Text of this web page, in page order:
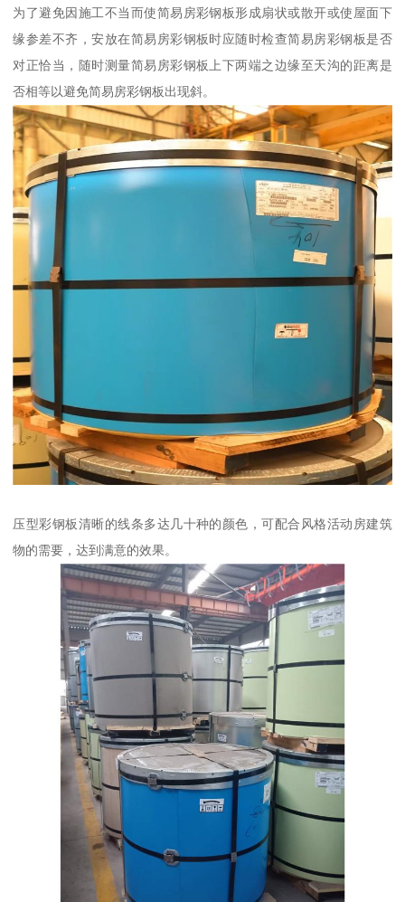
为了避免因施工不当而使简易房彩钢板形成扇状或散开或使屋面下
缘参差不齐，安放在简易房彩钢板时应随时检查简易房彩钢板是否
对正恰当，随时测量简易房彩钢板上下两端之边缘至天沟的距离是
否相等以避免简易房彩钢板出现斜。
压型彩钢板清晰的线条多达几十种的颜色，可配合风格活动房建筑
物的需要，达到满意的效果。